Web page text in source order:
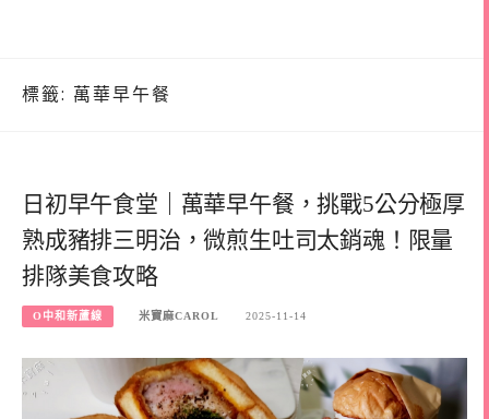
標籤: 萬華早午餐
日初早午食堂｜萬華早午餐，挑戰5公分極厚
熟成豬排三明治，微煎生吐司太銷魂！限量
排隊美食攻略
O中和新蘆線 米寶麻CAROL 2025-11-14